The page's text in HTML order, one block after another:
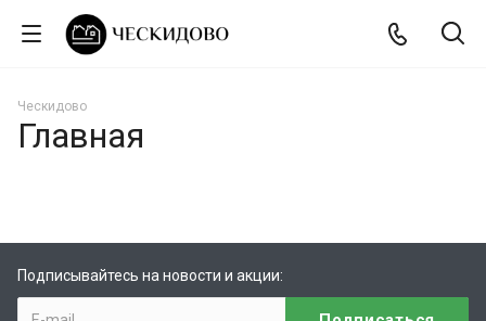
Ческидово
Главная
Подписывайтесь на новости и акции: